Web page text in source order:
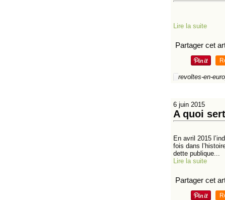
Lire la suite
Partager cet
revoltes-en-
6 juin 2015
A quoi
En avril 2015
fois dans
dette publique...
Lire la suite
Partager cet